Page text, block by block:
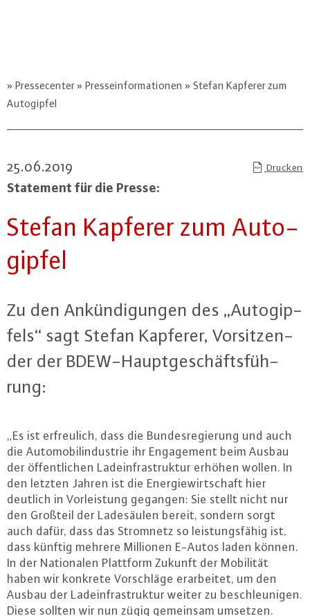
Pressecenter Presseinformationen
Stefan Kapferer zum
Autogipfel
25.06.2019 Drucken
Statement für die Presse:
Stefan Kapferer zum Au­to­
gip­fel
Zu den An­kün­di­gun­gen des „Au­to­gip­
fels“ sagt Stefan Kapferer, Vor­sit­zen­
der der BDEW-Haupt­ge­schäfts­füh­
rung:
„Es ist er­freu­lich, dass die Bun­des­re­gie­rung und auch
die Au­to­mo­bil­in­dus­trie ihr En­ga­ge­ment beim Ausbau
der öf­fent­li­chen Lad­ein­fra­struk­tur erhöhen wollen. In
den letzten Jahren ist die En­er­gie­wirt­schaft hier
deutlich in Vor­leis­tung gegangen: Sie stellt nicht nur
den Großteil der La­de­säu­len bereit, sondern sorgt
auch dafür, dass das Stromnetz so leis­tungs­fä­hig ist,
dass künftig mehrere Millionen E-Autos laden können.
In der Na­tio­na­len Plattform Zukunft der Mobilität
haben wir konkrete Vor­schlä­ge er­ar­bei­tet, um den
Ausbau der Lad­ein­fra­struk­tur weiter zu be­schleu­ni­gen.
Diese sollten wir nun zügig gemeinsam umsetzen.